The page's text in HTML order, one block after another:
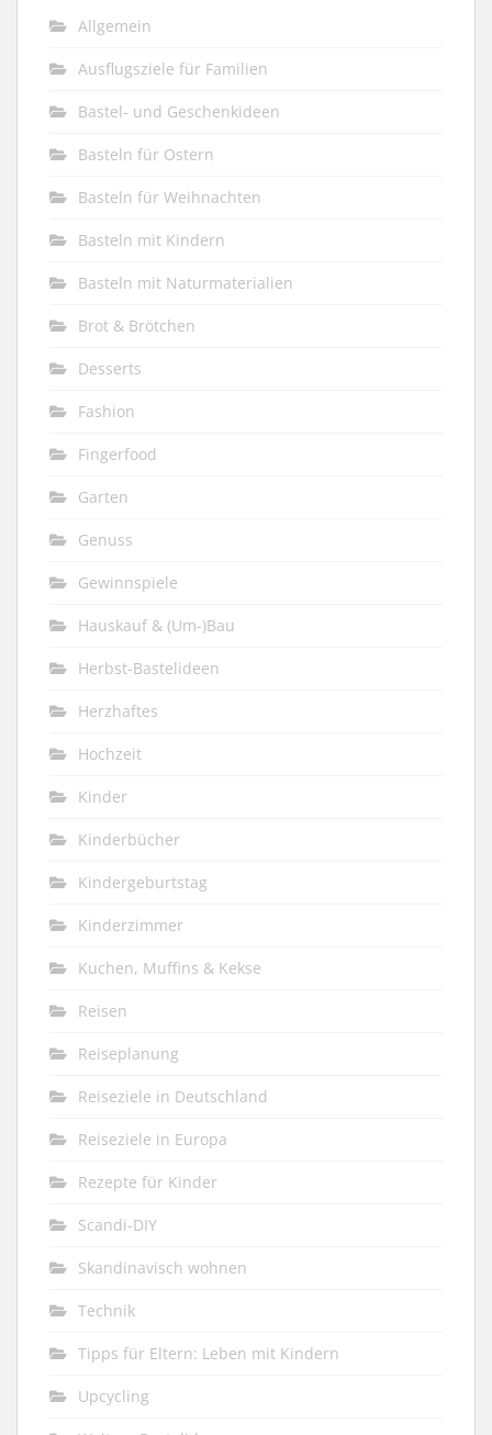
Allgemein
Ausflugsziele für Familien
Bastel- und Geschenkideen
Basteln für Ostern
Basteln für Weihnachten
Basteln mit Kindern
Basteln mit Naturmaterialien
Brot & Brötchen
Desserts
Fashion
Fingerfood
Garten
Genuss
Gewinnspiele
Hauskauf & (Um-)Bau
Herbst-Bastelideen
Herzhaftes
Hochzeit
Kinder
Kinderbücher
Kindergeburtstag
Kinderzimmer
Kuchen, Muffins & Kekse
Reisen
Reiseplanung
Reiseziele in Deutschland
Reiseziele in Europa
Rezepte für Kinder
Scandi-DIY
Skandinavisch wohnen
Technik
Tipps für Eltern: Leben mit Kindern
Upcycling